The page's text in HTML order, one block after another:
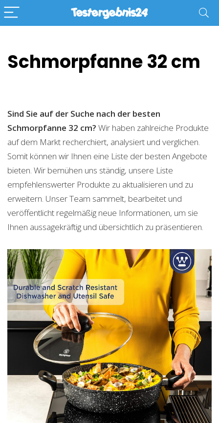
Schmorpfanne 32 cm
Sind Sie auf der Suche nach der besten
Schmorpfanne 32 cm? Wir haben zahlreiche Produkte
auf dem Markt recherchiert, analysiert und verglichen.
Somit können wir Ihnen eine Liste der besten Angebote
bieten. Wir bemühen uns ständig, unsere Liste
empfehlenswerter Produkte zu aktualisieren und zu
erweitern. Unser Team sammelt, bearbeitet und
veröffentlicht regelmäßig neue Informationen, um sie
Ihnen aussagekräftig und übersichtlich zu präsentieren.